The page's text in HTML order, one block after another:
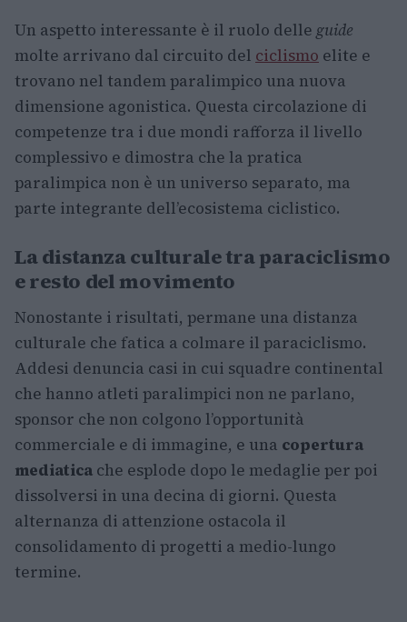
Un aspetto interessante è il ruolo delle guide
molte arrivano dal circuito del ciclismo elite e
trovano nel tandem paralimpico una nuova
dimensione agonistica. Questa circolazione di
competenze tra i due mondi rafforza il livello
complessivo e dimostra che la pratica
paralimpica non è un universo separato, ma
parte integrante dell’ecosistema ciclistico.
La distanza culturale tra paraciclismo
e resto del movimento
Nonostante i risultati, permane una distanza
culturale che fatica a colmare il paraciclismo.
Addesi denuncia casi in cui squadre continental
che hanno atleti paralimpici non ne parlano,
sponsor che non colgono l’opportunità
commerciale e di immagine, e una copertura
mediatica che esplode dopo le medaglie per poi
dissolversi in una decina di giorni. Questa
alternanza di attenzione ostacola il
consolidamento di progetti a medio-lungo
termine.